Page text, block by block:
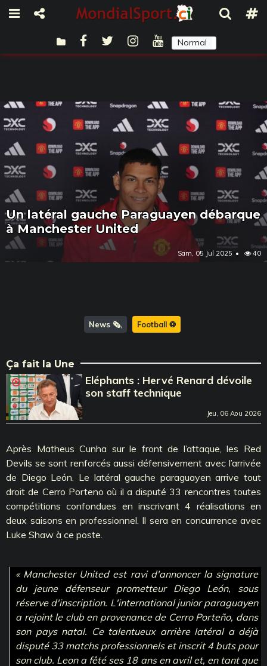
Normal
Un latéral gauche Paraguayen débarque
à Manchester United
Sam, 05 Jul 2025 40
News 🗞️ Football ⚽️
Ça fait la Une
Eléphants : Hervé Renard dévoile
son staff technique
Jeu, 06 Aou 2026
Après Matheus Cunha sur le front de l’attaque, les Red
Devils se sont renforcés aussi défensivement avec l’arrivée
de Diego León. Le latéral gauche paraguayen arrive tout
droit de Cerro Porteno où il a disputé 33 rencontres toutes
compétitions confondues en inscrivant 4 réalisations en
deux saisons en professionnel. Il sera en concurrence avec
Luke Shaw à ce poste.
« Manchester United est ravi d'annoncer la signature
du jeune défenseur prometteur Diego León, sous
réserve d'inscription. L'international junior paraguayen
a rejoint le club en provenance de Cerro Porteño, dans
son pays natal. Ce talentueux arrière latéral a déjà
disputé 33 matchs professionnels et inscrit 4 buts pour
son club. Leon a fêté ses 18 ans en avril et, en tant que